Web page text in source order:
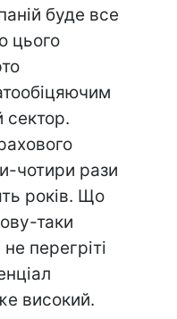
буде все
цього
сектор.
чотири рази
років. Що
таки
перегріті
високий.